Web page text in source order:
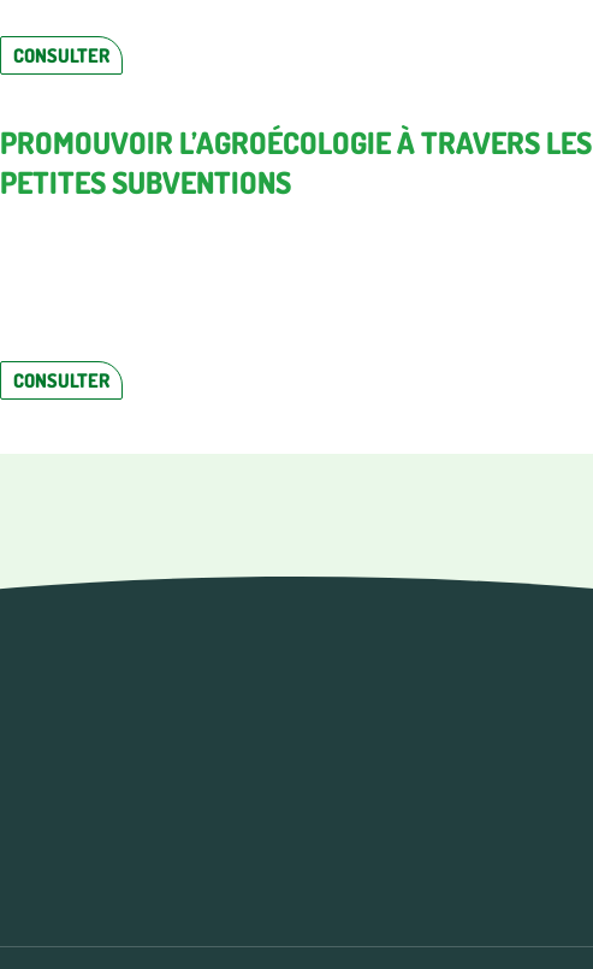
CONSULTER
PROMOUVOIR L’AGROÉCOLOGIE À TRAVERS LES
PETITES SUBVENTIONS
CONSULTER